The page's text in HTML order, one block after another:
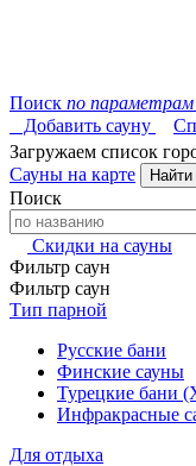
Поиск по параметрам
Добавить сауну
Загружаем список
Сауны на карте
Найти
Поиск
Скидки на сауны
Фильтр саун
Фильтр саун
Тип парной
Русские бани
Финские сауны
Турецкие бани
Инфракрасные
Для отдыха